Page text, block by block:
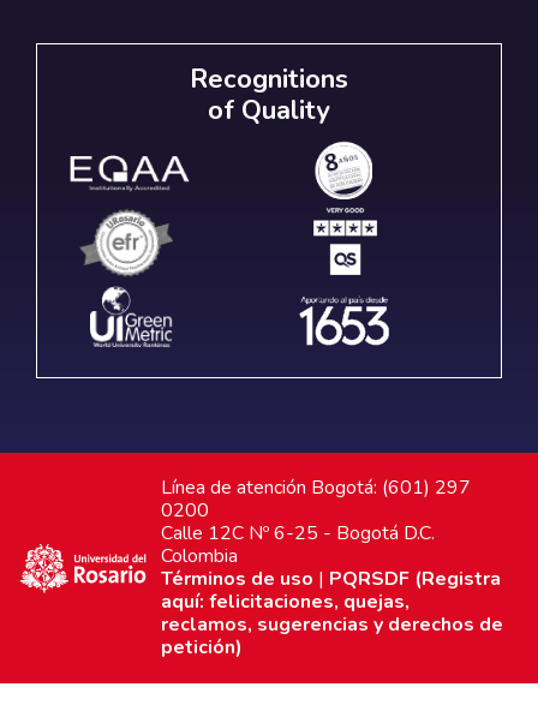
Recognitions
of Quality
Línea de atención Bogotá: (601) 297
0200
Calle 12C Nº 6-25 - Bogotá D.C.
Colombia
Términos de uso | PQRSDF (Registra
aquí: felicitaciones, quejas,
reclamos, sugerencias y derechos de
petición)